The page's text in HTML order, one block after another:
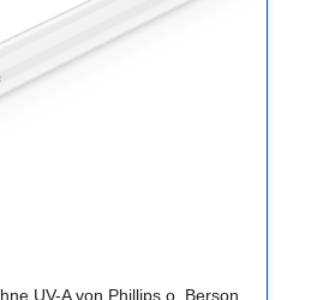
UV-A von Phillips o. Berson